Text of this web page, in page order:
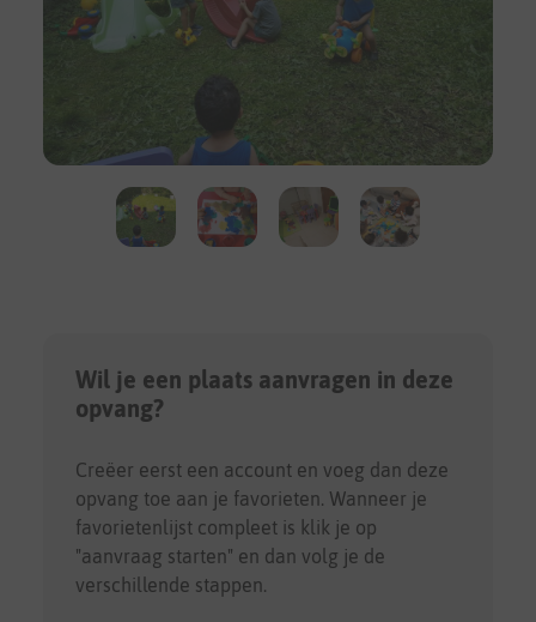
Wil je een plaats aanvragen in deze
opvang?
Creëer eerst een account en voeg dan deze
opvang toe aan je favorieten. Wanneer je
favorietenlijst compleet is klik je op
"aanvraag starten" en dan volg je de
verschillende stappen.